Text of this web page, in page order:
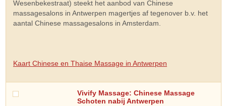
Wesenbekestraat) steekt het aanbod van Chinese
massagesalons in Antwerpen magertjes af tegenover b.v. het
aantal Chinese massagesalons in Amsterdam.
Kaart Chinese en Thaise Massage in Antwerpen
Vivify Massage: Chinese Massage
Schoten nabij Antwerpen